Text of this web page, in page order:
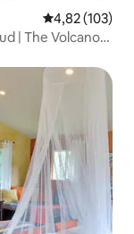
Gemiddelde
4,82 (103)
| The Volcano